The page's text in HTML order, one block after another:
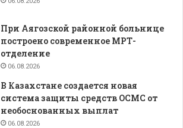
При Аягозской районной больнице
построено современное МРТ-
отделение
06.08.2026
В Казахстане создается новая
система защиты средств ОСМС от
необоснованных выплат
06.08.2026